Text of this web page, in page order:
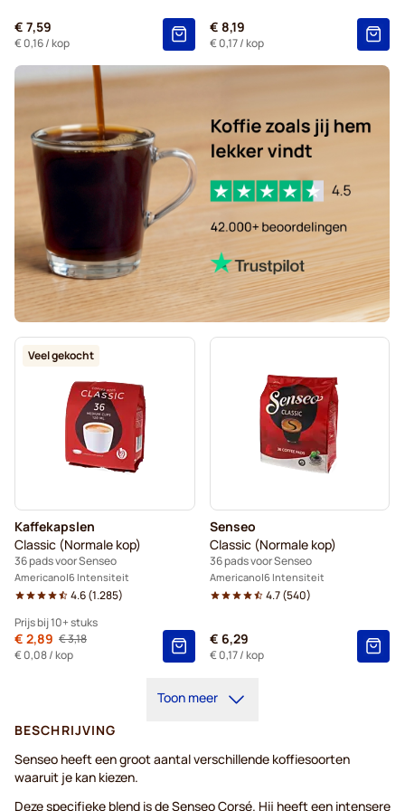
Kaffekapslen voor Senseo®
€ 7,59
€ 0,16/ kop
€ 8,19
€ 0,17/ kop
Veel gekocht
Kaffekapslen
Classic (Normale kop)
36 pads voor Senseo
Americano 6 Intensiteit
4.6(1.285)
Prijs bij 10+ stuks
Normale prijs
€ 3,18
Van
€ 2,89
€ 0,08/ kop
10+
Senseo
Classic (Normale kop)
36 pads voor Senseo
Americano 6 Intensiteit
4.7(540)
€ 6,29
€ 0,17/ kop
Toon meer
BESCHRIJVING
Senseo heeft een groot aantal verschillende koffiesoorten
waaruit je kan kiezen.
Deze specifieke blend is de Senseo Corsé. Hij heeft een intensere